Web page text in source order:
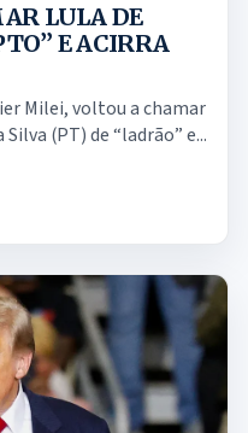
LULA DE
E ACIRRA
Milei, voltou a chamar
(PT) de “ladrão” e...